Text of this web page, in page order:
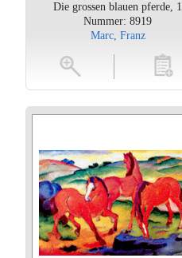
Die grossen blauen pferde, 1
Nummer: 8919
Marc, Franz
toevoegen